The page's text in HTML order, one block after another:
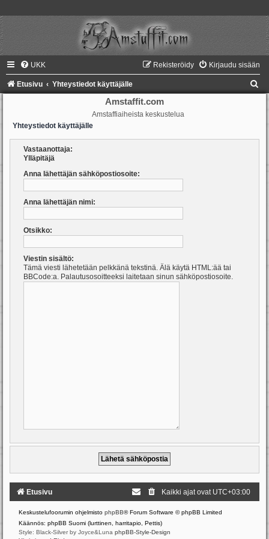
UKK Kirjaudu sisään
Rekisteröidy
Etusivu Yhteystiedot käyttäjälle
Amstaffit.com
Amstaffiaiheista keskustelua
Yhteystiedot käyttäjälle
Vastaanottaja:
Ylläpitäjä
Anna lähettäjän sähköpostiosoite:
Anna lähettäjän nimi:
Otsikko:
Viestin sisältö:
Tämä viesti lähetetään pelkkänä tekstinä. Älä käytä HTML:ää tai
BBCode:a. Palautusosoitteeksi laitetaan sinun sähköpostiosoite.
Etusivu Kaikki ajat ovat UTC+03:00
Keskustelufoorumin ohjelmisto phpBB® Forum Software © phpBB Limited
Käännös: phpBB Suomi (lurttinen, harritapio, Pettis)
Style: Black-Silver by Joyce&Luna phpBB-Style-Design